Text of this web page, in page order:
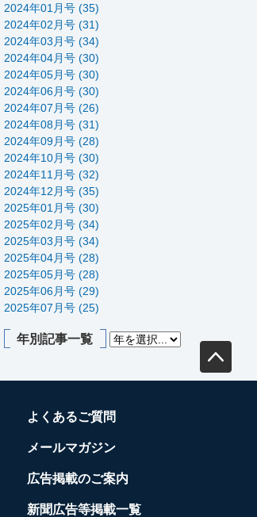
2024年01月号 (35)
2024年02月号 (31)
2024年03月号 (34)
2024年04月号 (30)
2024年05月号 (30)
2024年06月号 (30)
2024年07月号 (26)
2024年08月号 (31)
2024年09月号 (28)
2024年10月号 (30)
2024年11月号 (32)
2024年12月号 (35)
2025年01月号 (30)
2025年02月号 (34)
2025年03月号 (34)
2025年04月号 (28)
2025年05月号 (28)
2025年06月号 (29)
2025年07月号 (25)
年別記事一覧
よくあるご質問
メールマガジン
広告掲載のご案内
新聞広告等掲載一覧